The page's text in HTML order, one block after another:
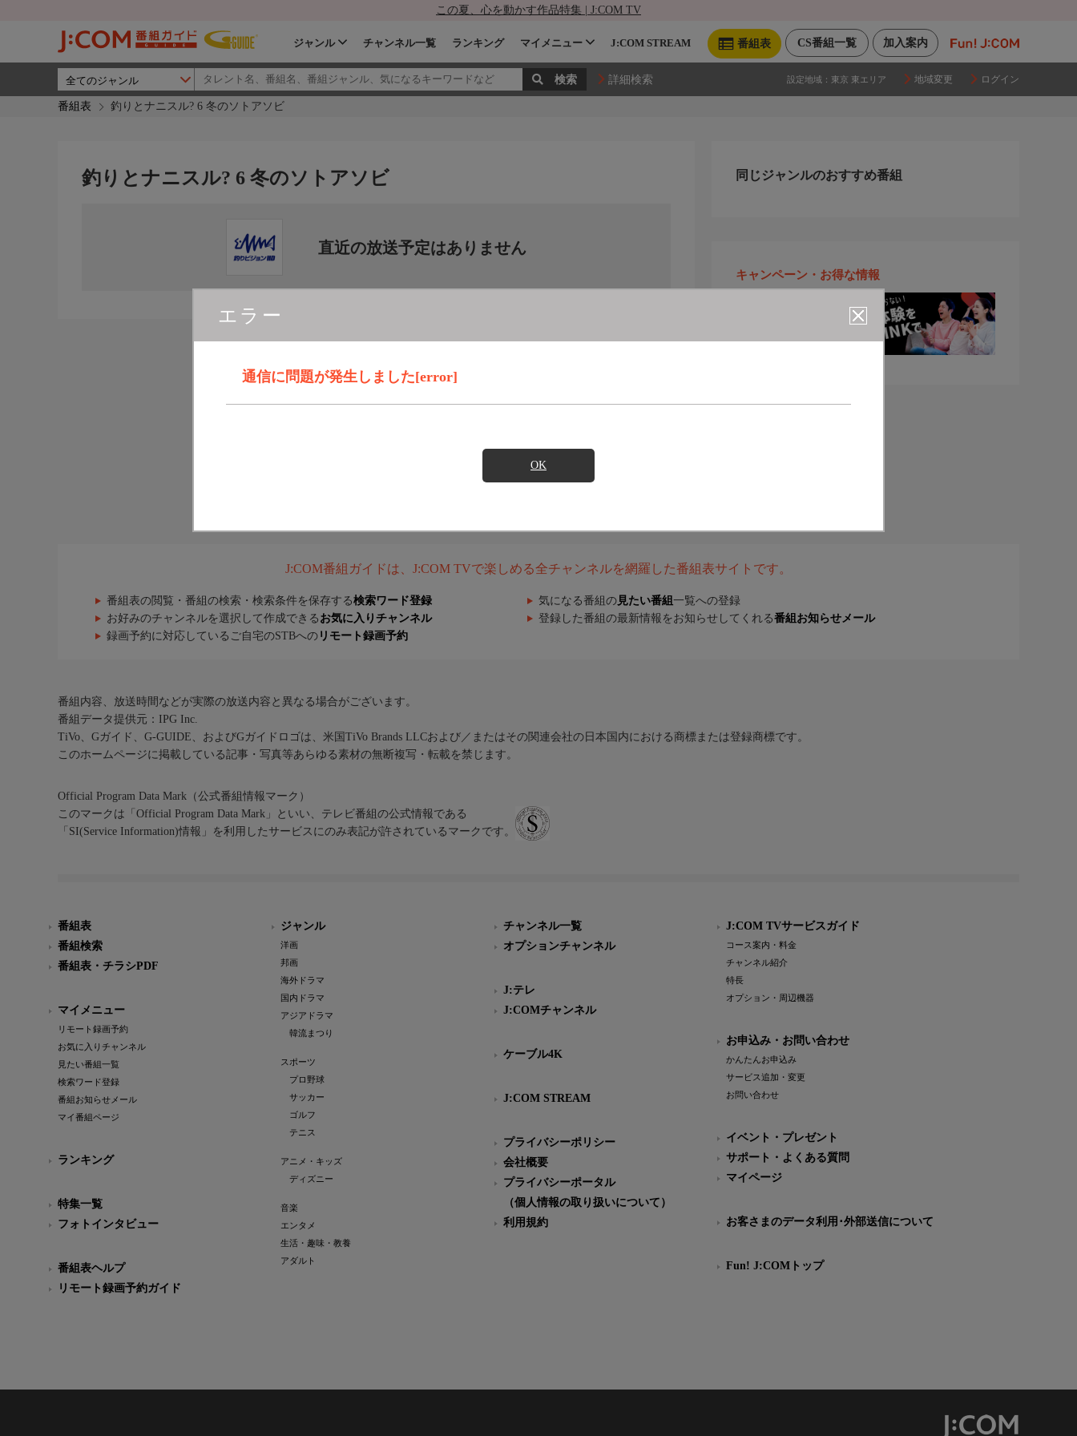
この夏、心を動かす作品特集 | J:COM TV
加入案内
CS番組一覧
番組表
ジャンル チャンネル一覧 ランキング マイメニュー J:COM STREAM
詳細検索 設定地域： 東京 東エリア 地域変更 ログイン
番組表 釣りとナニスル? 6 冬のソトアソビ
エラー
通信に問題が発生しました[error]
OK
釣りとナニスル? 6 冬のソトアソビ
直近の放送予定はありません
同じジャンルのおすすめ番組
キャンペーン・お得な情報
J:COM番組ガイドは、J:COM TVで楽しめる全チャンネルを網羅した番組表サイトです。
番組表の閲覧・番組の検索・検索条件を保存する検索ワード登録 気になる番組の 見たい番組 一覧への登録
お好みのチャンネルを選択して作成できる お気に入りチャンネル 登録した番組の最新情報をお知らせしてくれる番組お知らせメール
録画予約に対応しているご自宅のSTBへの リモート録画予約
番組内容、放送時間などが実際の放送内容と異なる場合がございます。
番組データ提供元：IPG Inc.
TiVo、Gガイド、G-GUIDE、およびGガイドロゴは、米国TiVo Brands LLCおよび／またはその関連会社の日本国内における商標または登録商標です。
このホームページに掲載している記事・写真等あらゆる素材の無断複写・転載を禁じます。
Official Program Data Mark（公式番組情報マーク）
このマークは「Official Program Data Mark」といい、テレビ番組の公式情報である
「SI(Service Information)情報」を利用したサービスにのみ表記が許されているマークです。
番組表
番組検索
番組表・チラシPDF
マイメニュー
リモート録画予約
お気に入りチャンネル
見たい番組一覧
検索ワード登録
番組お知らせメール
マイ番組ページ
ランキング
特集一覧
フォトインタビュー
番組表ヘルプ
リモート録画予約ガイド
ジャンル
洋画
邦画
海外ドラマ
国内ドラマ
アジアドラマ
韓流まつり
スポーツ
プロ野球
サッカー
ゴルフ
テニス
アニメ・キッズ
ディズニー
音楽
エンタメ
生活・趣味・教養
アダルト
チャンネル一覧
オプションチャンネル
J:テレ
J:COMチャンネル
ケーブル4K
J:COM STREAM
プライバシーポリシー
会社概要
プライバシーポータル
（個人情報の取り扱いについて）
利用規約
J:COM TVサービスガイド
コース案内・料金
チャンネル紹介
特長
オプション・周辺機器
お申込み・お問い合わせ
かんたんお申込み
サービス追加・変更
お問い合わせ
イベント・プレゼント
サポート・よくある質問
マイページ
お客さまのデータ利用･外部送信について
Fun! J:COMトップ